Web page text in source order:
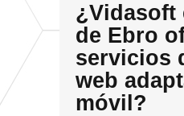
¿Vidasoft
de Ebro
servicios
web
móvil?